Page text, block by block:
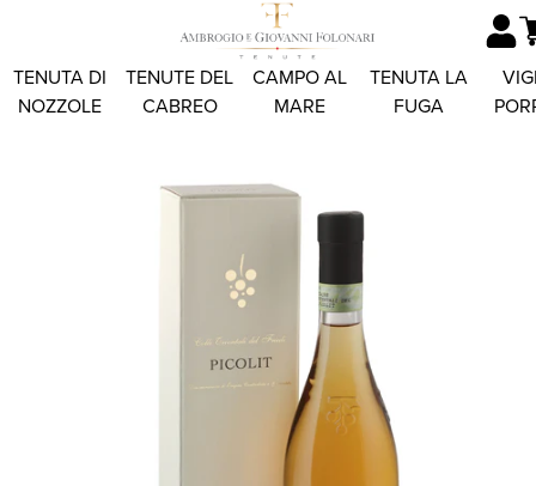
TENUTA DI
NOZZOLE
TENUTE DEL
CABREO
CAMPO AL
MARE
TENUTA LA
FUGA